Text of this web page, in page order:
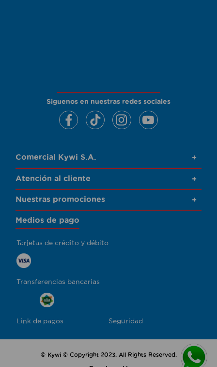
Siguenos en nuestras redes sociales
Comercial Kywi S.A. +
Atención al cliente +
Nuestras promociones +
Medios de pago
Tarjetas de crédito y débito
Transferencias bancarias
Link de pagos Seguridad
© Kywi © Copyright 2023. All Rights Reserved.